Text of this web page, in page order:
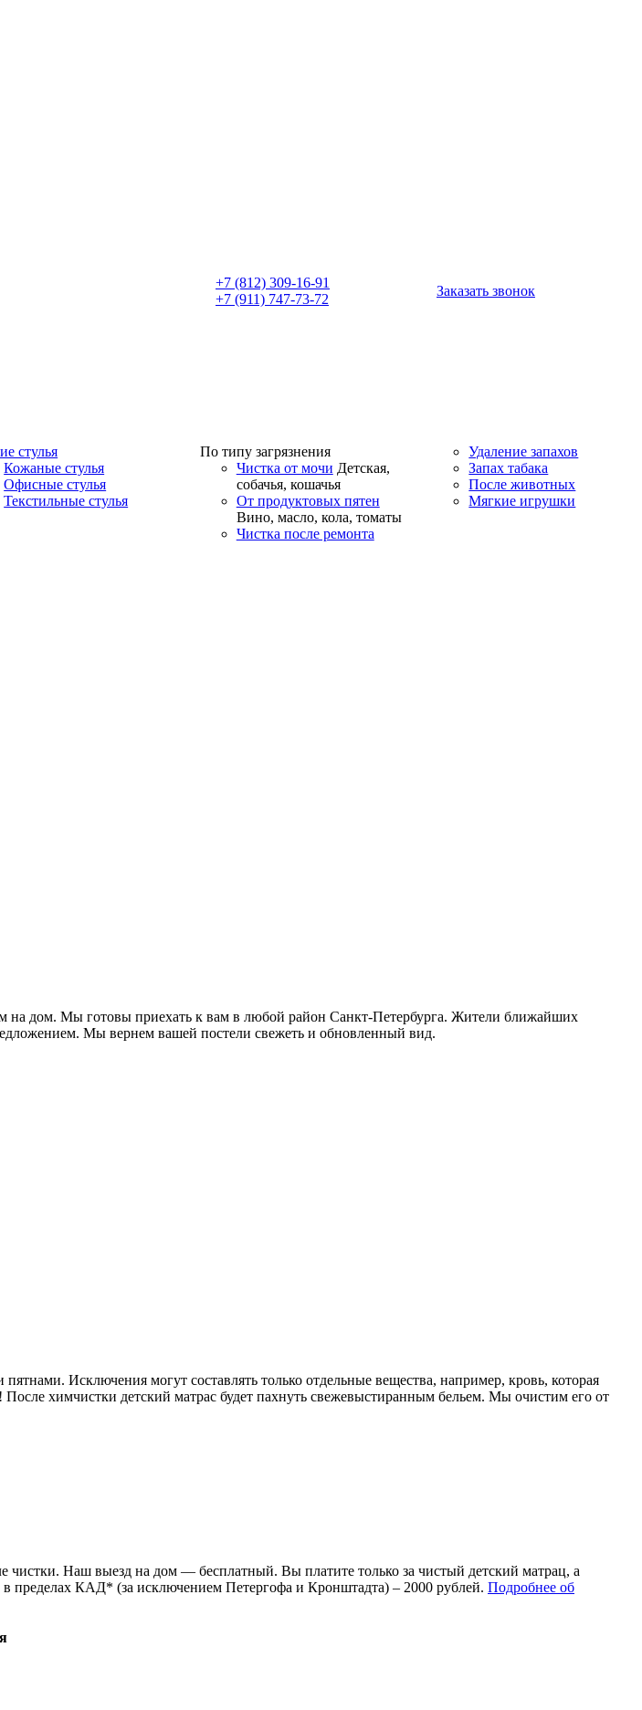
+7 (812) 309-16-91
+7 (911) 747-73-72
Заказать звонок
стулья
Кожаные стулья
Офисные стулья
Текстильные стулья
По типу загрязнения
Чистка от мочи Детская,
собачья, кошачья
От продуктовых пятен
Вино, масло, кола, томаты
Чистка после ремонта
Удаление запахов
Запах табака
После животных
Мягкие игрушки
на дом. Мы готовы приехать к вам в любой район Санкт-Петербурга. Жители ближайших
Мы вернем вашей постели свежеть и обновленный вид.
Исключения могут составлять только отдельные вещества, например, кровь, которая
химчистки детский матрас будет пахнуть свежевыстиранным бельем. Мы очистим его от
чистки. Наш выезд на дом — бесплатный. Вы платите только за чистый детский матрац, а
пределах КАД* (за исключением Петергофа и Кронштадта) – 2000 рублей. Подробнее об